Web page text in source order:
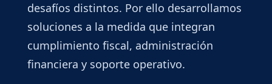
desafíos distintos. Por ello desarrollamos
soluciones a la medida que integran
cumplimiento fiscal, administración
financiera y soporte operativo.